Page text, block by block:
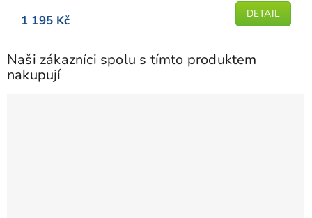
1 195 Kč DETAIL
Naši zákazníci spolu s tímto produktem
nakupují